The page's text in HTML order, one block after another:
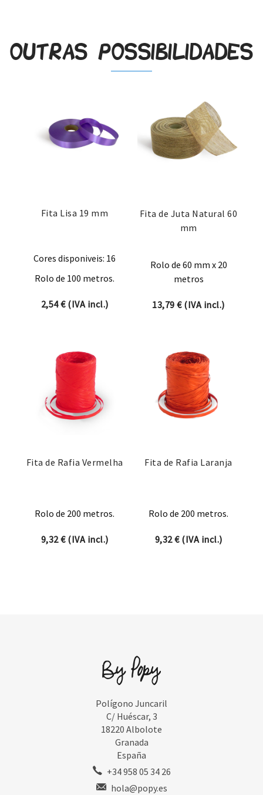
Outras possibilidades
Fita Lisa 19 mm
Cores disponiveis: 16
Rolo de 100 metros.
2,54€(IVA incl.)
Fita de Juta Natural 60
mm
Rolo de 60 mm x 20
metros
13,79€(IVA incl.)
Fita de Rafia Vermelha
Rolo de 200 metros.
9,32€(IVA incl.)
Fita de Rafia Laranja
Rolo de 200 metros.
9,32€(IVA incl.)
Polígono Juncaril
C/ Huéscar, 3
18220 Albolote
Granada
España
+34 958 05 34 26
hola@popy.es